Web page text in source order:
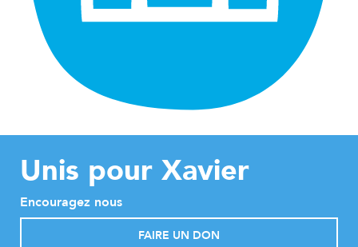
Unis pour Xavier
Encouragez nous
FAIRE UN DON